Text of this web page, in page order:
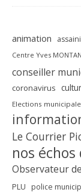
animation
Centre Yves
conseiller
coronavirus
Elections
Le Courrier
nos échos
Observateur
PLU police